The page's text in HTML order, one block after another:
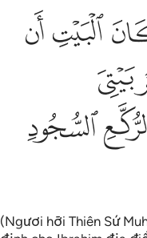
شييا وطهر بيتي للطايفين
لَّا تُشْرِكْ بِى شَيْـًۭٔا
ﱪﱫ
ﱱ
ﱵ
(Ngươi hỡi Thiên Sứ